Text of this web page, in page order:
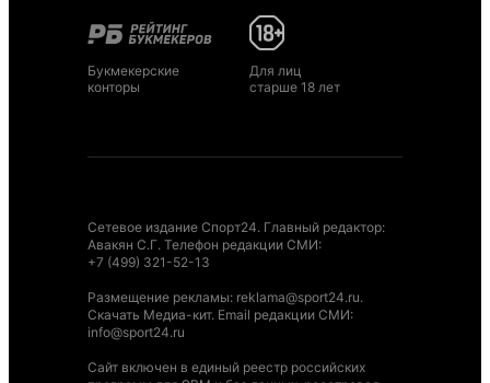
Букмекерские
конторы
Для лиц
старше 18 лет
Сетевое издание Спорт24. Главный редактор:
Авакян С.Г. Телефон редакции СМИ:
+7 (499) 321-52-13
Размещение рекламы: reklama@sport24.ru.
Скачать Медиа-кит. Email редакции СМИ:
info@sport24.ru
Сайт включен в единый реестр российских